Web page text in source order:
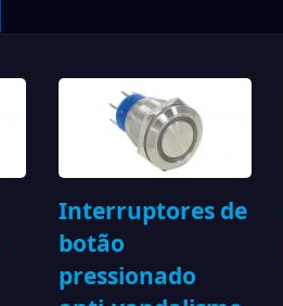
Interruptores de
botão
pressionado